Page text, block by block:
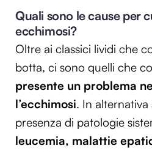
Quali sono le cause per
ecchimosi?
Oltre ai classici lividi che
botta, ci sono quelli che
presente un problema
l’ecchimosi. In alternativa
presenza di patologie
leucemia, malattie